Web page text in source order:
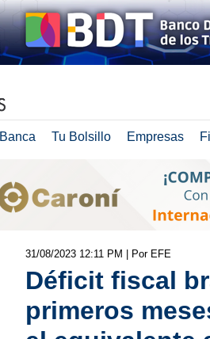
Banca Tu Bolsillo Empresas
31/08/2023 12:11 PM | Por EFE
Déficit fiscal
primeros